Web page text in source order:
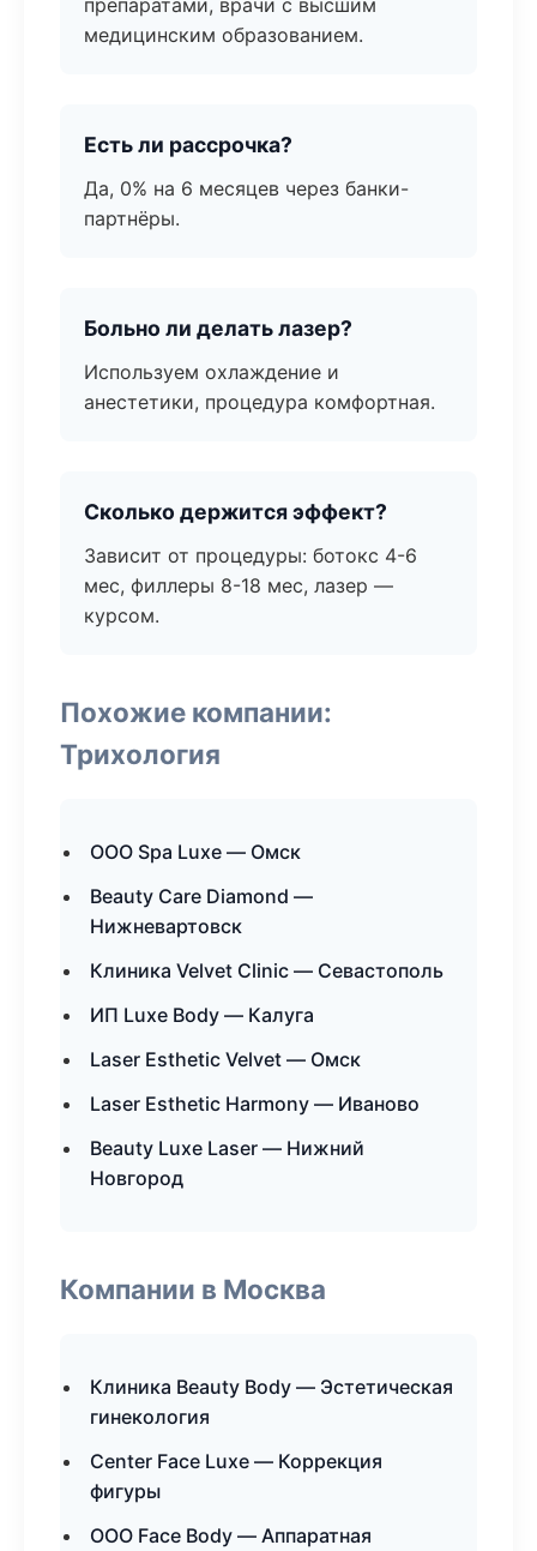
препаратами, врачи с высшим
медицинским образованием.
Есть ли рассрочка?
Да, 0% на 6 месяцев через банки-
партнёры.
Больно ли делать лазер?
Используем охлаждение и
анестетики, процедура комфортная.
Сколько держится эффект?
Зависит от процедуры: ботокс 4-6
мес, филлеры 8-18 мес, лазер —
курсом.
Похожие компании:
Трихология
ООО Spa Luxe — Омск
Beauty Care Diamond —
Нижневартовск
Клиника Velvet Clinic — Севастополь
ИП Luxe Body — Калуга
Laser Esthetic Velvet — Омск
Laser Esthetic Harmony — Иваново
Beauty Luxe Laser — Нижний
Новгород
Компании в Москва
Клиника Beauty Body — Эстетическая
гинекология
Center Face Luxe — Коррекция
фигуры
ООО Face Body — Аппаратная